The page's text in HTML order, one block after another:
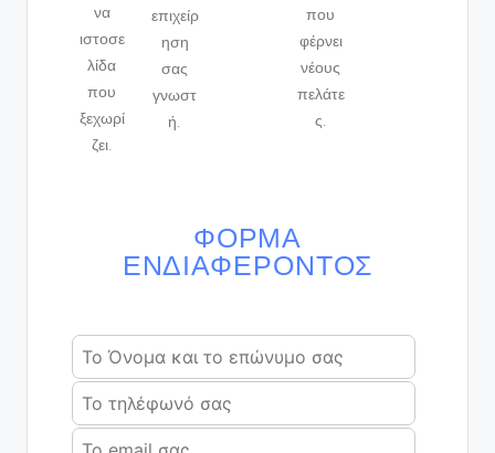
να
ιστοσε
λίδα
που
ξεχωρί
ζει.
επιχείρ
ηση
σας
γνωστ
ή.
που
φέρνει
νέους
πελάτε
ς.
ΦΌΡΜΑ
ΕΝΔΙΑΦΈΡΟΝΤΟΣ